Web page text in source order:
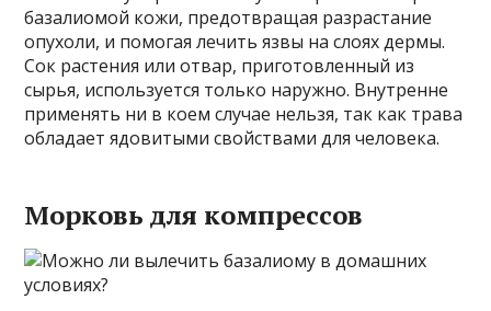
базалиомой кожи, предотвращая разрастание
опухоли, и помогая лечить язвы на слоях дермы.
Сок растения или отвар, приготовленный из
сырья, используется только наружно. Внутренне
применять ни в коем случае нельзя, так как трава
обладает ядовитыми свойствами для человека.
Морковь для компрессов